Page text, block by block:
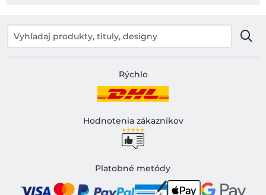
Rýchlo
Hodnotenia zákazníkov
Platobné metódy